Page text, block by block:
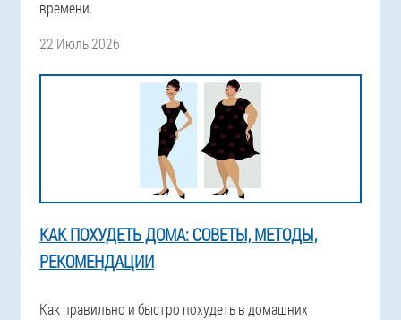
времени.
22 Июль 2026
КАК ПОХУДЕТЬ ДОМА: СОВЕТЫ, МЕТОДЫ,
РЕКОМЕНДАЦИИ
Как правильно и быстро похудеть в домашних